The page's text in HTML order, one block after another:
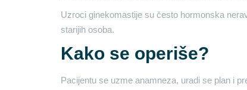
Uzroci ginekomastije su često hormonska
starijih osoba.
Kako se operiše?
Pacijentu se uzme anamneza, uradi se plan i